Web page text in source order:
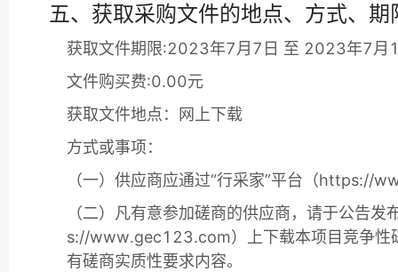
五、获取采购文件的地点、方式、期
获取文件期限:2023年7月7日 至 2023年7月
文件购买费:0.00元
获取文件地点：网上下载
方式或事项：
（一）供应商应通过“行采家”平台（https://
（二）凡有意参加磋商的供应商，请于公告
s://www.gec123.com）上下载本项目竞争性
有磋商实质性要求内容。